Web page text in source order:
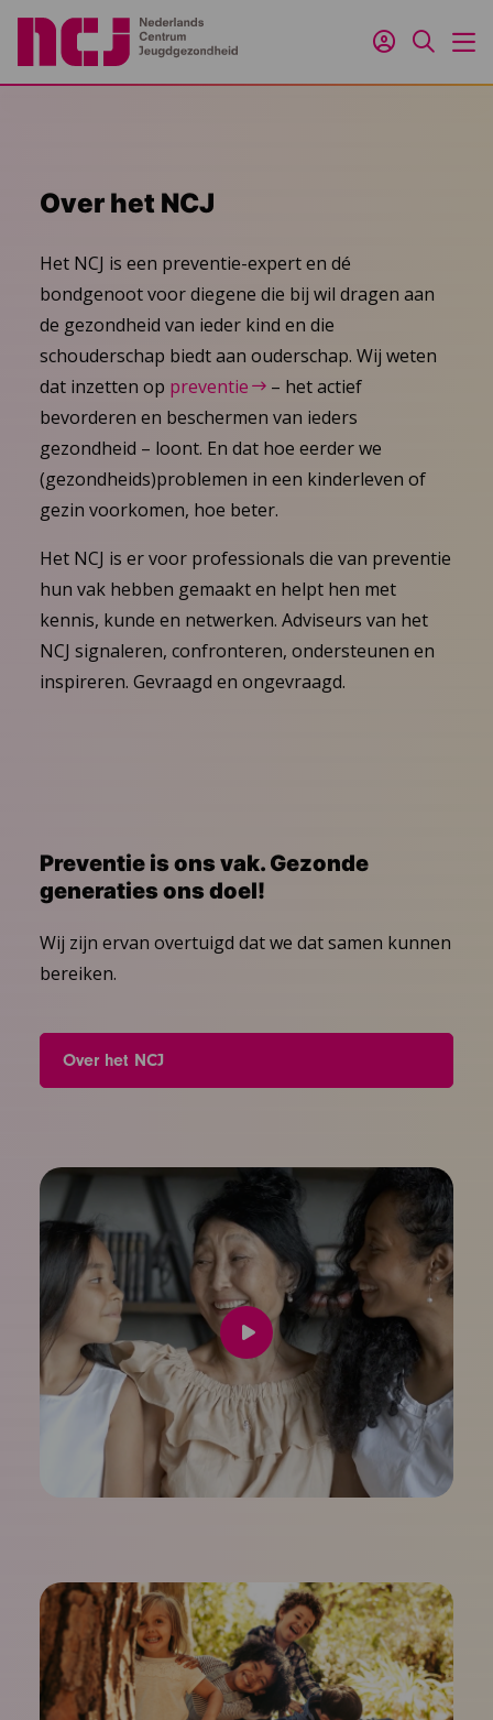
Inloggen
Zoeken
Over het NCJ
Het NCJ is een preventie-expert en dé
bondgenoot voor diegene die bij wil dragen aan
de gezondheid van ieder kind en die
schouderschap biedt aan ouderschap. Wij weten
dat inzetten op preventie
– het actief
bevorderen en beschermen van ieders
gezondheid – loont. En dat hoe eerder we
(gezondheids)problemen in een kinderleven of
gezin voorkomen, hoe beter.
Het NCJ is er voor professionals die van preventie
hun vak hebben gemaakt en helpt hen met
kennis, kunde en netwerken. Adviseurs van het
NCJ signaleren, confronteren, ondersteunen en
inspireren. Gevraagd en ongevraagd.
Preventie is ons vak. Gezonde
generaties ons doel!
Wij zijn ervan overtuigd dat we dat samen kunnen
bereiken.
Over het NCJ
Speel
video
af